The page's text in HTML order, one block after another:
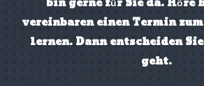
vereinbaren einen Termin
lernen. Dann entscheiden
geht.